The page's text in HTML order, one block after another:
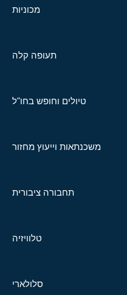
מכוניות
תעופה קלה
טיולים וחופש בחו"ל
משכנתאות וייעוץ מחזור
תחבורה ציבורית
טלוויזיה
סלולארי